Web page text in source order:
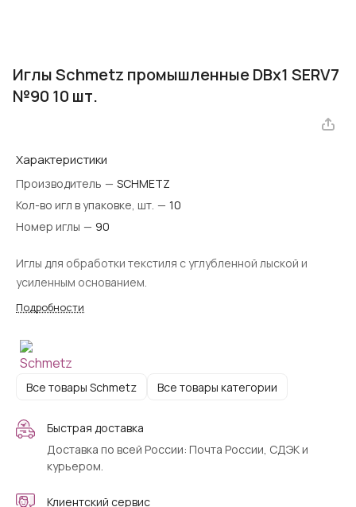
Иглы Schmetz промышленные DBx1 SERV7
№90 10 шт.
Характеристики
Производитель — SCHMETZ
Кол-во игл в упаковке, шт. — 10
Номер иглы — 90
Иглы для обработки текстиля с углубленной лыской и
усиленным основанием.
Подробности
Все товары Schmetz Все товары категории
Быстрая доставка
Доставка по всей России: Почта России, СДЭК и
курьером.
Клиентский сервис